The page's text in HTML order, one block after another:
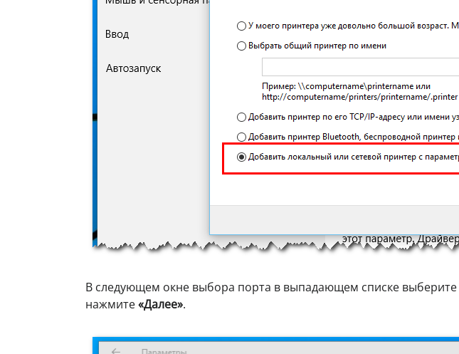
В следующем окне выбора порта в выпадающем списке выберите
нажмите«Далее».